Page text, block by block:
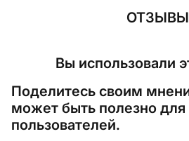
ОТЗЫВЫ
Вы использовали
Поделитесь своим
может быть полезно для
пользователей.